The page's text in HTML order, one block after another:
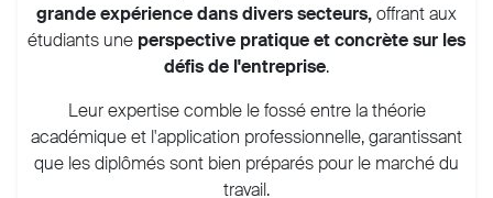
grande expérience dans divers secteurs,offrant aux
étudiants une perspective pratique et concrète sur les
défis de l'entreprise.
Leur expertise comble le fossé entre la théorie
académique et l'application professionnelle, garantissant
que les diplômés sont bien préparés pour le marché du
travail.